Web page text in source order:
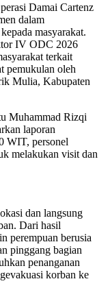
Damai Cartenz
dalam
masyarakat.
IV ODC 2026
terkait
pemukulan oleh
Mulia, Kabupaten
Muhammad Rizqi
laporan
WIT, personel
melakukan visit dan
dan langsung
Dari hasil
perempuan berusia
pinggang bagian
penanganan
korban ke